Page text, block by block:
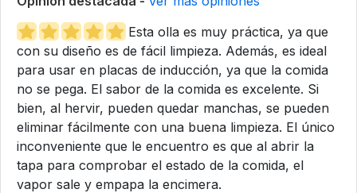
Esta olla es muy práctica, ya que
con su diseño es de fácil limpieza. Además, es ideal
para usar en placas de inducción, ya que la comida
no se pega. El sabor de la comida es excelente. Si
bien, al hervir, pueden quedar manchas, se pueden
eliminar fácilmente con una buena limpieza. El único
inconveniente que le encuentro es que al abrir la
tapa para comprobar el estado de la comida, el
vapor sale y empapa la encimera.